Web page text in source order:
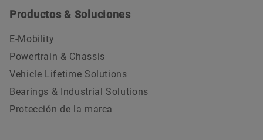
Productos & Soluciones
E-Mobility
Powertrain & Chassis
Vehicle Lifetime Solutions
Bearings & Industrial Solutions
Protección de la marca